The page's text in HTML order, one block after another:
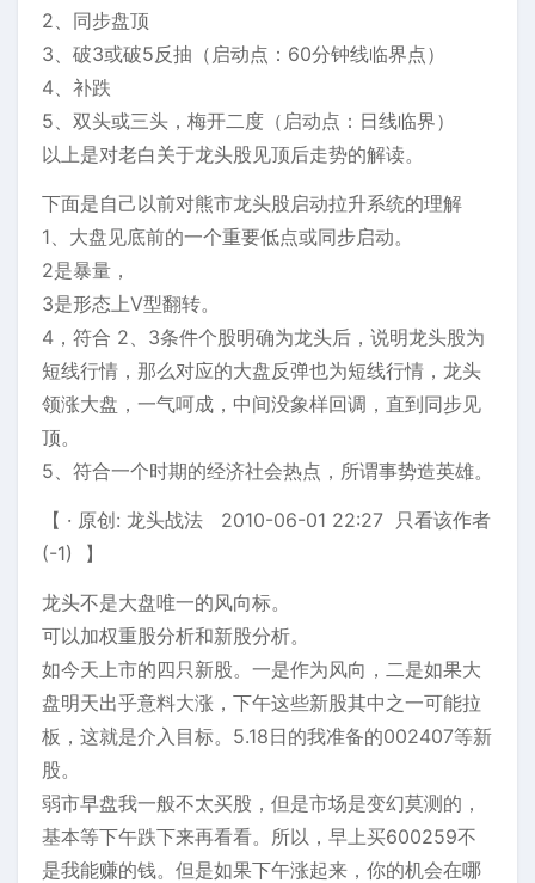
2、同步盘顶
3、破3或破5反抽（启动点：60分钟线临界点）
4、补跌
5、双头或三头，梅开二度（启动点：日线临界）
以上是对老白关于龙头股见顶后走势的解读。
下面是自己以前对熊市龙头股启动拉升系统的理解
1、大盘见底前的一个重要低点或同步启动。
2是暴量，
3是形态上V型翻转。
4，符合 2、3条件个股明确为龙头后，说明龙头股为
短线行情，那么对应的大盘反弹也为短线行情，龙头
领涨大盘，一气呵成，中间没象样回调，直到同步见
顶。
5、符合一个时期的经济社会热点，所谓事势造英雄。
【 · 原创: 龙头战法 2010-06-01 22:27 只看该作者
(-1) 】
龙头不是大盘唯一的风向标。
可以加权重股分析和新股分析。
如今天上市的四只新股。一是作为风向，二是如果大
盘明天出乎意料大涨，下午这些新股其中之一可能拉
板，这就是介入目标。5.18日的我准备的002407等新
股。
弱市早盘我一般不太买股，但是市场是变幻莫测的，
基本等下午跌下来再看看。所以，早上买600259不
是我能赚的钱。但是如果下午涨起来，你的机会在哪